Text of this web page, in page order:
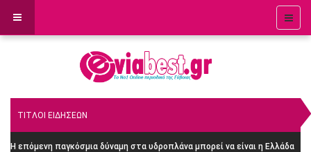
ΤΙΤΛΟΙ ΕΙΔΗΣΕΩΝ
Η επόμενη παγκόσμια δύναμη στα υδροπλάνα μπορεί να είναι η Ελλάδα